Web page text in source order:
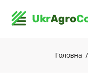
Головна